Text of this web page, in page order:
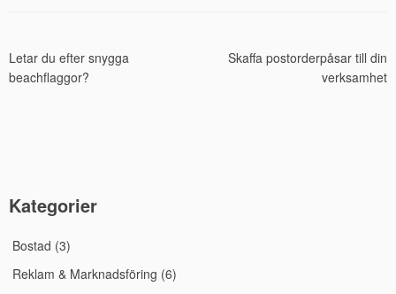
Inläggsnavigering
Letar du efter snygga
beachflaggor?
Skaffa postorderpåsar till din
verksamhet
Kategorier
Bostad (3)
Reklam & Marknadsföring (6)